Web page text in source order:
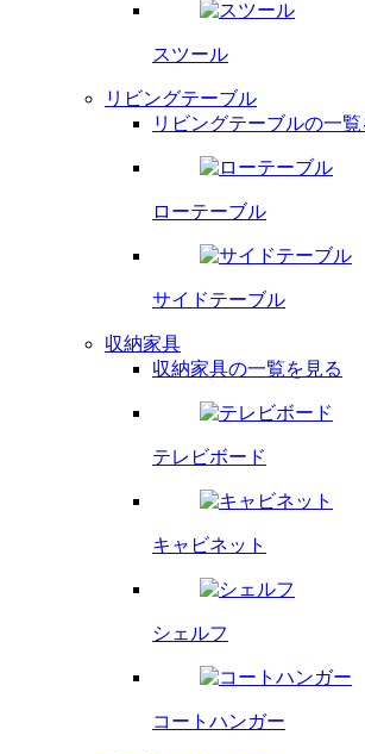
スツール
リビングテーブル
リビングテーブルの一覧
ローテーブル
サイドテーブル
収納家具
収納家具の一覧を見る
テレビボード
キャビネット
シェルフ
コートハンガー